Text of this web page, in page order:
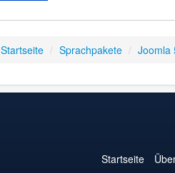
Startseite / Sprachpakete / Joomla
Startseite